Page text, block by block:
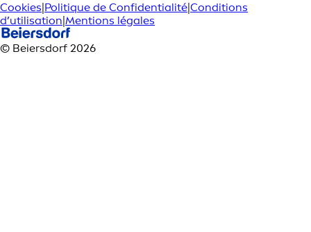
Cookies|Politique de Confidentialité|Conditions
d’utilisation|Mentions légales
© Beiersdorf 2026